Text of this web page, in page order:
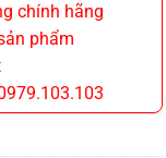
chính hãng
phẩm